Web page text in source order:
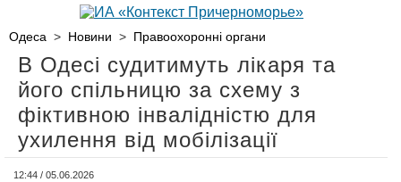
Одеса > Новини > Правоохоронні органи
В Одесі судитимуть лікаря та
його спільницю за схему з
фіктивною інвалідністю для
ухилення від мобілізації
12:44 / 05.06.2026